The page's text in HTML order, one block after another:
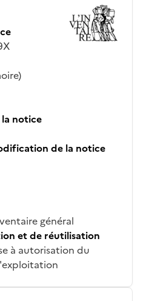
notice
de la notice
général
et de réutilisation
à autorisation du